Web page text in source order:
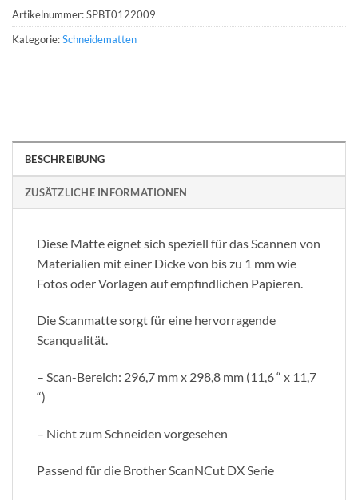
Artikelnummer:SPBT0122009
Kategorie:Schneidematten
BESCHREIBUNG
ZUSÄTZLICHE INFORMATIONEN
Diese Matte eignet sich speziell für das Scannen von
Materialien mit einer Dicke von bis zu 1 mm wie
Fotos oder Vorlagen auf empfindlichen Papieren.
Die Scanmatte sorgt für eine hervorragende
Scanqualität.
– Scan-Bereich: 296,7 mm x 298,8 mm (11,6 “ x 11,7
“)
– Nicht zum Schneiden vorgesehen
Passend für die Brother ScanNCut DX Serie